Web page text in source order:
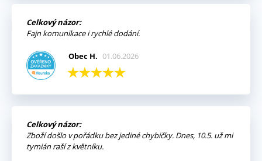
Celkový názor:
Fajn komunikace i rychlé dodání.
Obec H. 01.06.2026
Celkový názor:
Zboží došlo v pořádku bez jediné chybičky. Dnes, 10.5. už mi
tymián raší z květníku.